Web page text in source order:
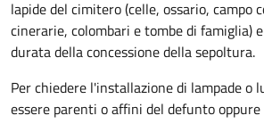
lapide del cimitero (celle, ossario, campo
cinerarie, colombari e tombe di famiglia)
durata della concessione della sepoltura.
Per chiedere l'installazione di lampade o
essere parenti o affini del defunto oppure